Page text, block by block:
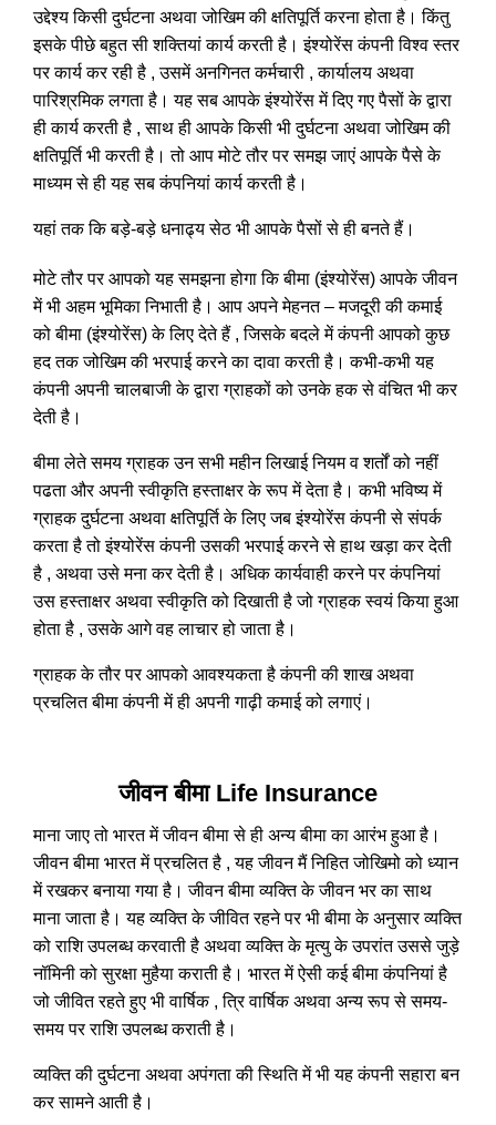
उद्देश्य किसी दुर्घटना अथवा जोखिम की क्षतिपूर्ति करना होता है। किंतु
इसके पीछे बहुत सी शक्तियां कार्य करती है। इंश्योरेंस कंपनी विश्व स्तर
पर कार्य कर रही है , उसमें अनगिनत कर्मचारी , कार्यालय अथवा
पारिश्रमिक लगता है। यह सब आपके इंश्योरेंस में दिए गए पैसों के द्वारा
ही कार्य करती है , साथ ही आपके किसी भी दुर्घटना अथवा जोखिम की
क्षतिपूर्ति भी करती है। तो आप मोटे तौर पर समझ जाएं आपके पैसे के
माध्यम से ही यह सब कंपनियां कार्य करती है।
यहां तक कि बड़े-बड़े धनाढ्य सेठ भी आपके पैसों से ही बनते हैं।
मोटे तौर पर आपको यह समझना होगा कि बीमा (इंश्योरेंस) आपके जीवन
में भी अहम भूमिका निभाती है। आप अपने मेहनत – मजदूरी की कमाई
को बीमा (इंश्योरेंस) के लिए देते हैं , जिसके बदले में कंपनी आपको कुछ
हद तक जोखिम की भरपाई करने का दावा करती है। कभी-कभी यह
कंपनी अपनी चालबाजी के द्वारा ग्राहकों को उनके हक से वंचित भी कर
देती है।
बीमा लेते समय ग्राहक उन सभी महीन लिखाई नियम व शर्तों को नहीं
पढता और अपनी स्वीकृति हस्ताक्षर के रूप में देता है। कभी भविष्य में
ग्राहक दुर्घटना अथवा क्षतिपूर्ति के लिए जब इंश्योरेंस कंपनी से संपर्क
करता है तो इंश्योरेंस कंपनी उसकी भरपाई करने से हाथ खड़ा कर देती
है , अथवा उसे मना कर देती है। अधिक कार्यवाही करने पर कंपनियां
उस हस्ताक्षर अथवा स्वीकृति को दिखाती है जो ग्राहक स्वयं किया हुआ
होता है , उसके आगे वह लाचार हो जाता है।
ग्राहक के तौर पर आपको आवश्यकता है कंपनी की शाख अथवा
प्रचलित बीमा कंपनी में ही अपनी गाढ़ी कमाई को लगाएं।
जीवन बीमा Life Insurance
माना जाए तो भारत में जीवन बीमा से ही अन्य बीमा का आरंभ हुआ है।
जीवन बीमा भारत में प्रचलित है , यह जीवन मैं निहित जोखिमो को ध्यान
में रखकर बनाया गया है। जीवन बीमा व्यक्ति के जीवन भर का साथ
माना जाता है। यह व्यक्ति के जीवित रहने पर भी बीमा के अनुसार व्यक्ति
को राशि उपलब्ध करवाती है अथवा व्यक्ति के मृत्यु के उपरांत उससे जुड़े
नॉमिनी को सुरक्षा मुहैया कराती है। भारत में ऐसी कई बीमा कंपनियां है
जो जीवित रहते हुए भी वार्षिक , त्रि वार्षिक अथवा अन्य रूप से समय-
समय पर राशि उपलब्ध कराती है।
व्यक्ति की दुर्घटना अथवा अपंगता की स्थिति में भी यह कंपनी सहारा बन
कर सामने आती है।